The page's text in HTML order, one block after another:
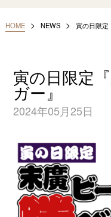
HOME > NEWS > 寅の日限定
寅の日限定
ガー』
2024年05月25日